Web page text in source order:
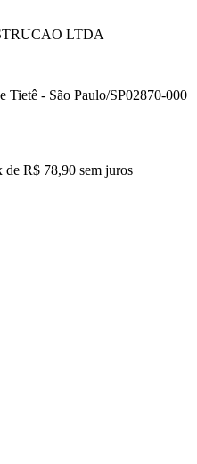
LTDA
Tietê - São Paulo/SP02870-000
de R$ 78,90 sem juros